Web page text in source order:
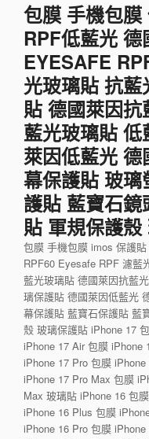
包膜 手機包
RPF低藍光
EYESAFE
光玻璃貼 抗
貼 德國萊因
藍光玻璃貼
萊因低藍光
幕保護貼 玻
護貼 藍寶石
貼 軍規保護
包膜 手機包膜 imos 保護
RPF60 Eyesafe RPF 濾藍
藍光玻璃貼 德國萊因抗藍
璃保護貼 德國萊因低藍光
幕保護貼 藍寶石保護貼 藍
殼 玻璃保護貼 iPhone 17
iPhone 17 Air 包膜 iPhone
iPhone 17 Pro 包膜
iPhone 17 Pro Max 包膜
Max 玻璃貼 iPhone 16 包
iPhone 16 Plus 包膜
iPhone 16 Pro 包膜